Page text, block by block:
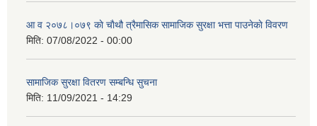
आ व २०७८।०७९ काे चाैथौ त्रैमासिक सामाजिक सुरक्षा भत्ता पाउनेकाे विवरण
मिति: 07/08/2022 - 00:00
सामाजिक सुरक्षा वितरण सम्बन्धि सुचना
मिति: 11/09/2021 - 14:29